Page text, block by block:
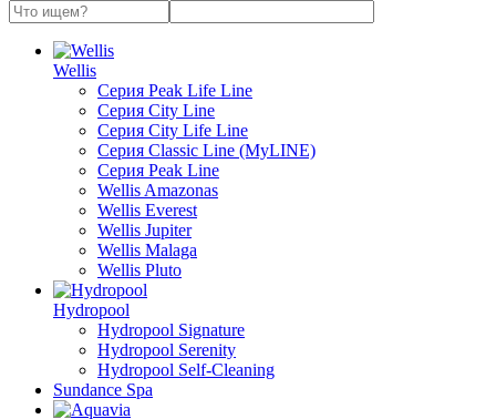
Wellis
Серия Peak Life Line
Серия City Line
Серия City Life Line
Серия Classic Line (MyLINE)
Серия Peak Line
Wellis Amazonas
Wellis Everest
Wellis Jupiter
Wellis Malaga
Wellis Pluto
Hydropool
Hydropool Signature
Hydropool Serenity
Hydropool Self-Сleaning
Sundance Spa